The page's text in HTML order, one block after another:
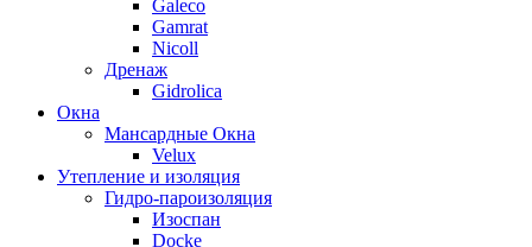
Galeco
Gamrat
Nicoll
Дренаж
Gidrolica
Окна
Мансардные Окна
Velux
Утепление и изоляция
Гидро-пароизоляция
Изоспан
Docke